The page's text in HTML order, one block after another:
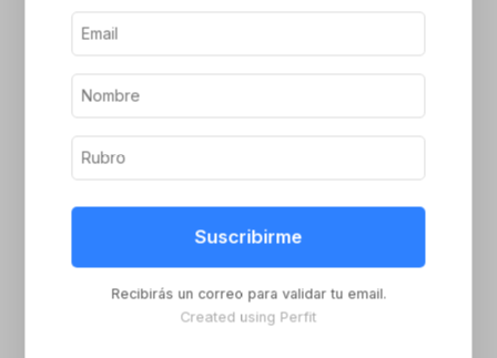
regístrese para ver el
Inicie sesión o
regístrese para ver el
precio
Suscribirme
Recibirás un correo para validar tu email.
Created using Perfit